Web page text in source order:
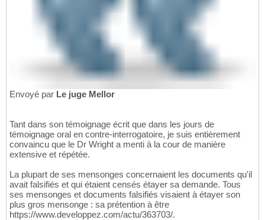
Envoyé par Le juge Mellor
Tant dans son témoignage écrit que dans les jours de
témoignage oral en contre-interrogatoire, je suis entièrement
convaincu que le Dr Wright a menti à la cour de manière
extensive et répétée.
La plupart de ses mensonges concernaient les documents qu'il
avait falsifiés et qui étaient censés étayer sa demande. Tous
ses mensonges et documents falsifiés visaient à étayer son
plus gros mensonge : sa prétention à être
https://www.developpez.com/actu/363703/.